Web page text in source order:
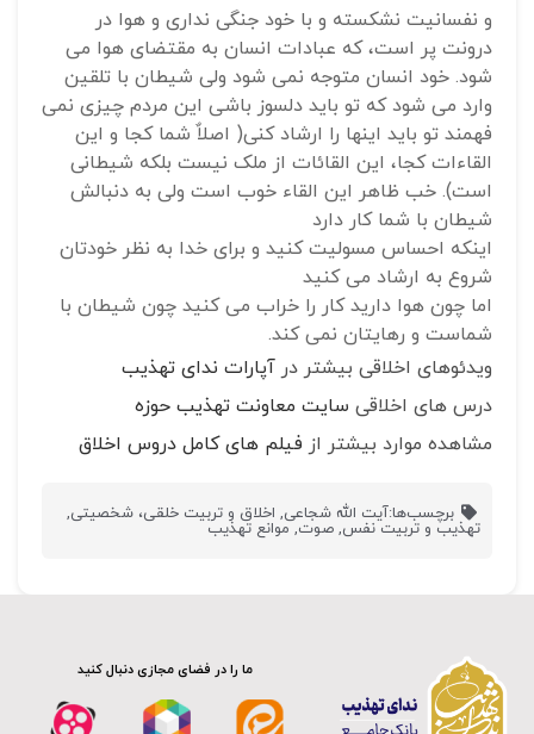
و نفسانیت نشکسته و با خود جنگی نداری و هوا در
درونت پر است، که عبادات انسان به مقتضای هوا می
شود. خود انسان متوجه نمی شود ولی شیطان با تلقین
وارد می شود که تو باید دلسوز باشی این مردم چیزی نمی
فهمند تو باید اینها را ارشاد کنی( اصلاٌ شما کجا و این
القاءات کجا، این القائات از ملک نیست بلکه شیطانی
است). خب ظاهر این القاء خوب است ولی به دنبالش
شیطان با شما کار دارد
اینکه احساس مسولیت کنید و برای خدا به نظر خودتان
شروع به ارشاد می کنید
اما چون هوا دارید کار را خراب می کنید چون شیطان با
شماست و رهایتان نمی کند.
ویدئوهای اخلاقی بیشتر در آپارات ندای تهذیب
درس های اخلاقی سایت معاونت تهذیب حوزه
مشاهده موارد بیشتر از فیلم های کامل دروس اخلاق
برچسب‌ها:آیت الله شجاعی, اخلاق و تربیت خلقی، شخصیتی,
تهذیب و تربیت نفس, صوت,موانع تهذیب
ما را در فضای مجازی دنبال کنید